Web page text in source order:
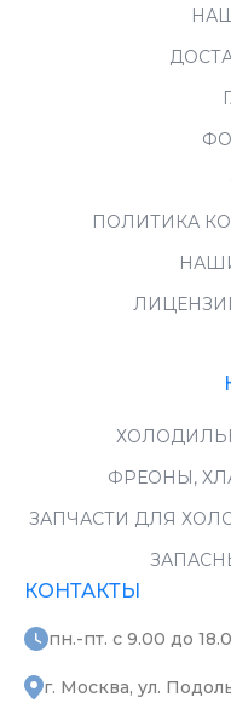
ПОЛИТИКА
ФРЕОНЫ,
ЗАПЧАСТИ ДЛЯ
КОНТАКТЫ
пн.-пт. с 9.00 до
г. Москва, ул.